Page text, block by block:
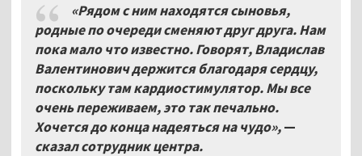
«Рядом с ним находятся сыновья,
родные по очереди сменяют друг друга. Нам
пока мало что известно. Говорят, Владислав
Валентинович держится благодаря сердцу,
поскольку там кардиостимулятор. Мы все
очень переживаем, это так печально.
Хочется до конца надеяться на чудо»,—
сказал сотрудник центра.